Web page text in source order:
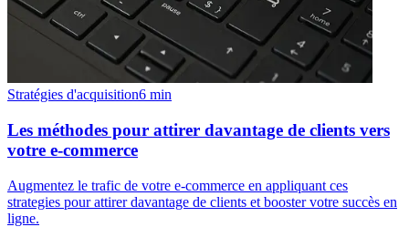
Stratégies d'acquisition6 min
Les méthodes pour attirer davantage de clients vers
votre e-commerce
Augmentez le trafic de votre e-commerce en appliquant ces
strategies pour attirer davantage de clients et booster votre succès en
ligne.